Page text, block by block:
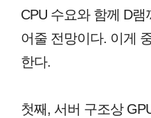
CPU 수요와 함께 D
어줄 전망이다. 이게
한다.
첫째, 서버 구조상